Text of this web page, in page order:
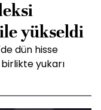
yükseldi
dün hisse
yukarı